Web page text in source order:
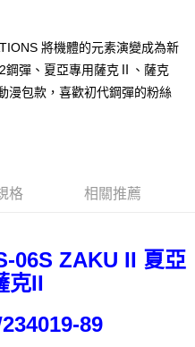
運費
運費
運費
將機體的元素演變成為新
鋼彈、夏亞專用薩克Ⅱ、薩克
漫包款，喜歡初代鋼彈的粉絲
格 相關推薦
06S ZAKU II 夏亞
克II
89